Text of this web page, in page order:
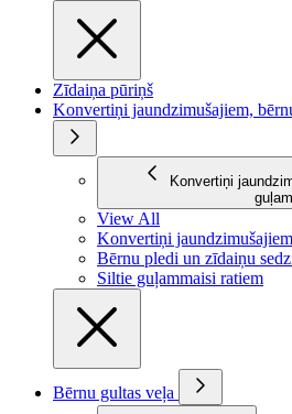
Zīdaiņa pūriņš
Konvertiņi jaundzimušajiem,
Konvertiņi
View All
Konvertiņi jaundzimušajiem
Bērnu pledi un zīdaiņu
Siltie guļammaisi ratiem
Bērnu gultas veļa